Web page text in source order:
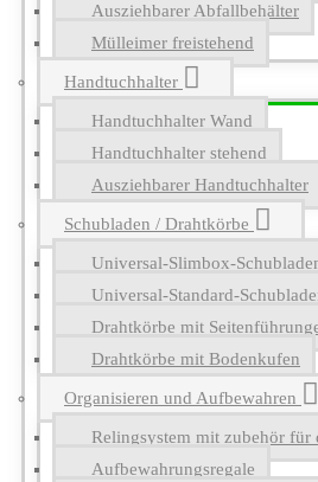
Ausziehbarer Abfallbehälter
Mülleimer freistehend
Handtuchhalter
Handtuchhalter Wand
Handtuchhalter stehend
Ausziehbarer Handtuchhalter
Schubladen / Drahtkörbe
Universal-Slimbox-
Universal-Standard-
Drahtkörbe mit
Drahtkörbe mit Bodenkufen
Organisieren und Aufbewahren
Relingsystem mit zubehör für
Aufbewahrungsregale